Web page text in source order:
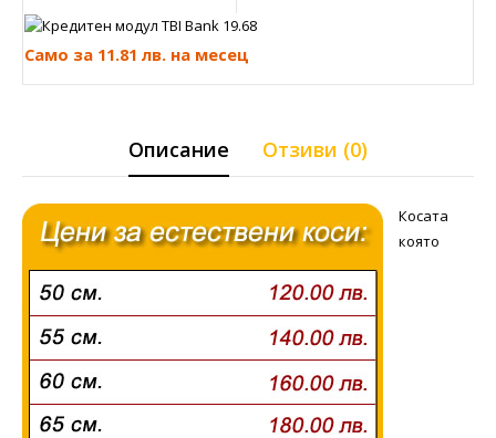
Само за 11.81 лв. на месец
Описание Отзиви (0)
Косата
която